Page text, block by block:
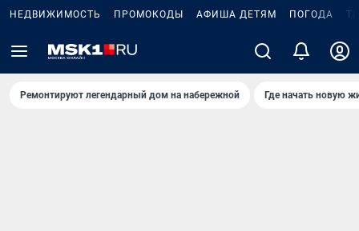
НЕДВИЖИМОСТЬ ПРОМОКОДЫ АФИША ДЕТЯМ ПОГОДА
Ремонтируют легендарный дом на набережной Где начать новую